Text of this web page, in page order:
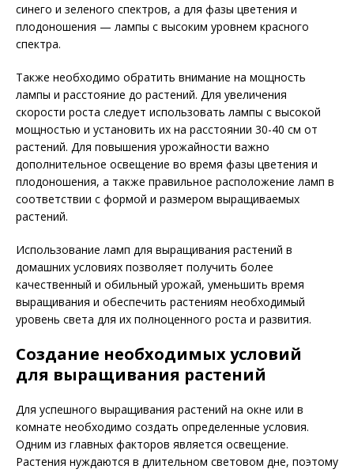
синего и зеленого спектров, а для фазы цветения и
плодоношения — лампы с высоким уровнем красного
спектра.
Также необходимо обратить внимание на мощность
лампы и расстояние до растений. Для увеличения
скорости роста следует использовать лампы с высокой
мощностью и установить их на расстоянии 30-40 см от
растений. Для повышения урожайности важно
дополнительное освещение во время фазы цветения и
плодоношения, а также правильное расположение ламп в
соответствии с формой и размером выращиваемых
растений.
Использование ламп для выращивания растений в
домашних условиях позволяет получить более
качественный и обильный урожай, уменьшить время
выращивания и обеспечить растениям необходимый
уровень света для их полноценного роста и развития.
Создание необходимых условий
для выращивания растений
Для успешного выращивания растений на окне или в
комнате необходимо создать определенные условия.
Одним из главных факторов является освещение.
Растения нуждаются в длительном световом дне, поэтому